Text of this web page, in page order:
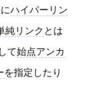
ハイパーリン
純リンク とは
て始点アンカ
を指定したり